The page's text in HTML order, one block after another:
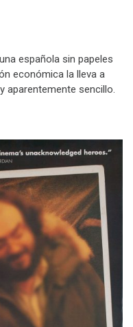
española sin papeles
económica la lleva a
aparentemente sencillo.